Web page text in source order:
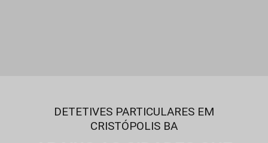
DETETIVES PARTICULARES EM
CRISTÓPOLIS BA